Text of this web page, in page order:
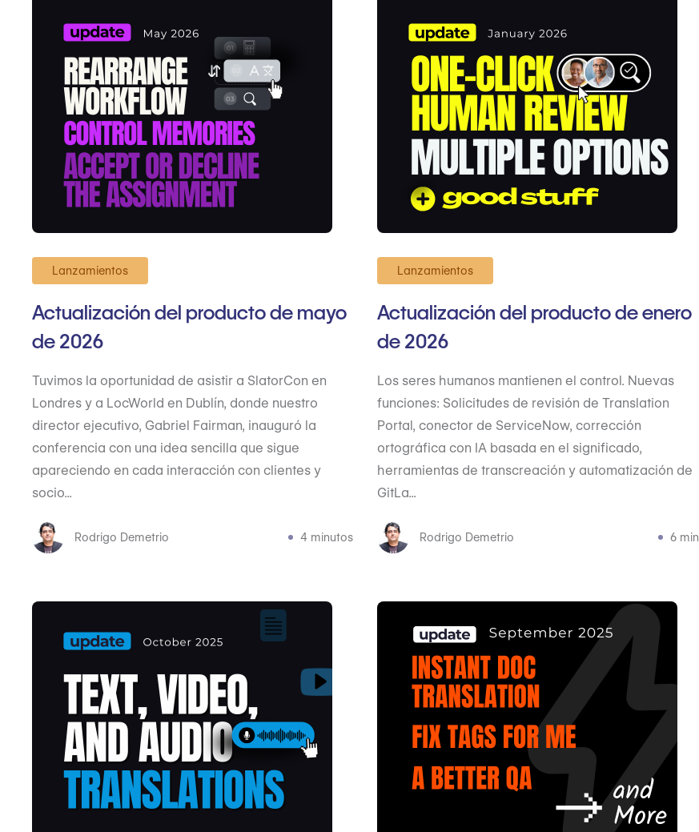
Lanzamientos
Actualización del producto de mayo
de 2026
Tuvimos la oportunidad de asistir a SlatorCon en
Londres y a LocWorld en Dublín, donde nuestro
director ejecutivo, Gabriel Fairman, inauguró la
conferencia con una idea sencilla que sigue
apareciendo en cada interacción con clientes y
socio...
Rodrigo Demetrio 4 minutos
Lanzamientos
Actualización del producto de enero
de 2026
Los seres humanos mantienen el control. Nuevas
funciones: Solicitudes de revisión de Translation
Portal, conector de ServiceNow, corrección
ortográfica con IA basada en el significado,
herramientas de transcreación y automatización de
GitLa...
Rodrigo Demetrio 6 min